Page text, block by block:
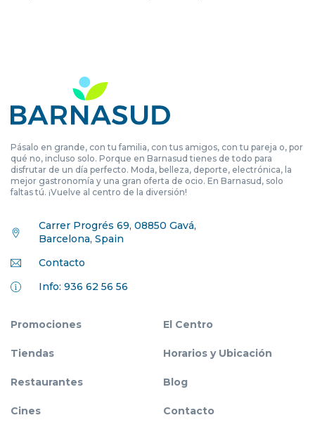
Pásalo en grande, con tu familia, con tus amigos, con tu pareja o, por
qué no, incluso solo. Porque en Barnasud tienes de todo para
disfrutar de un día perfecto. Moda, belleza, deporte, electrónica, la
mejor gastronomía y una gran oferta de ocio. En Barnasud, solo
faltas tú. ¡Vuelve al centro de la diversión!
Carrer Progrés 69, 08850 Gavá,
Barcelona, Spain
Contacto
Info: 936 62 56 56
Promociones
Tiendas
Restaurantes
Cines
El Centro
Horarios y Ubicación
Blog
Contacto